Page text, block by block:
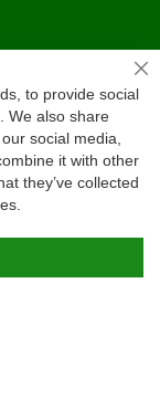
to provide social
We also share
social media,
it with other
they’ve collected